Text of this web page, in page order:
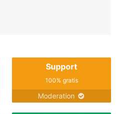
Support
100% gratis
Moderation